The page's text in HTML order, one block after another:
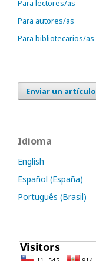
Para lectores/as
Para autores/as
Para bibliotecarios/as
Enviar un artículo
Idioma
English
Español (España)
Português (Brasil)